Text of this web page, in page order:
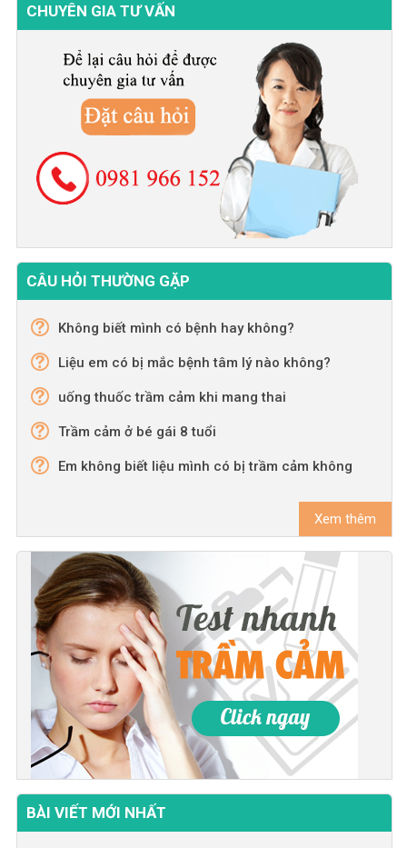
CHUYÊN GIA TƯ VẤN
CÂU HỎI THƯỜNG GẶP
Không biết mình có bệnh hay không?
Liệu em có bị mắc bệnh tâm lý nào không?
uống thuốc trầm cảm khi mang thai
Trầm cảm ở bé gái 8 tuổi
Em không biết liệu mình có bị trầm cảm không
Xem thêm
BÀI VIẾT MỚI NHẤT